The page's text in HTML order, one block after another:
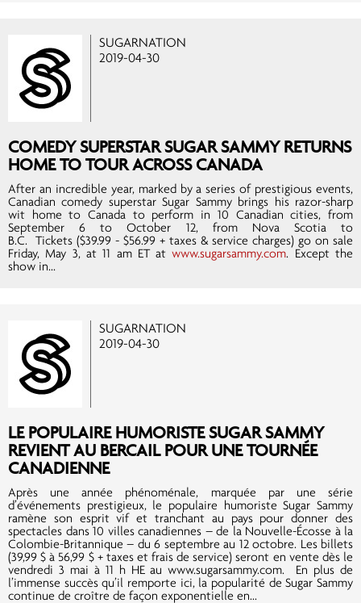
SUGARNATION
2019-04-30
COMEDY SUPERSTAR SUGAR SAMMY RETURNS
HOME TO TOUR ACROSS CANADA
After an incredible year, marked by a series of prestigious events,
Canadian comedy superstar Sugar Sammy brings his razor-sharp
wit home to Canada to perform in 10 Canadian cities, from
September 6 to October 12, from Nova Scotia to
B.C. Tickets ($39.99 - $56.99 + taxes & service charges) go on sale
Friday, May 3, at 11 am ET atwww.sugarsammy.com. Except the
show in...
SUGARNATION
2019-04-30
LE POPULAIRE HUMORISTE SUGAR SAMMY
REVIENT AU BERCAIL POUR UNE TOURNÉE
CANADIENNE
Après une année phénoménale, marquée par une série
d’événements prestigieux, le populaire humoriste Sugar Sammy
ramène son esprit vif et tranchant au pays pour donner des
spectacles dans 10 villes canadiennes – de la Nouvelle-Écosse à la
Colombie-Britannique – du 6 septembre au 12 octobre. Les billets
(39,99 $ à 56,99 $ + taxes et frais de service) seront en vente dès le
vendredi 3 mai à 11 h HE au www.sugarsammy.com. En plus de
l’immense succès qu’il remporte ici, la popularité de Sugar Sammy
continue de croître de façon exponentielle en...